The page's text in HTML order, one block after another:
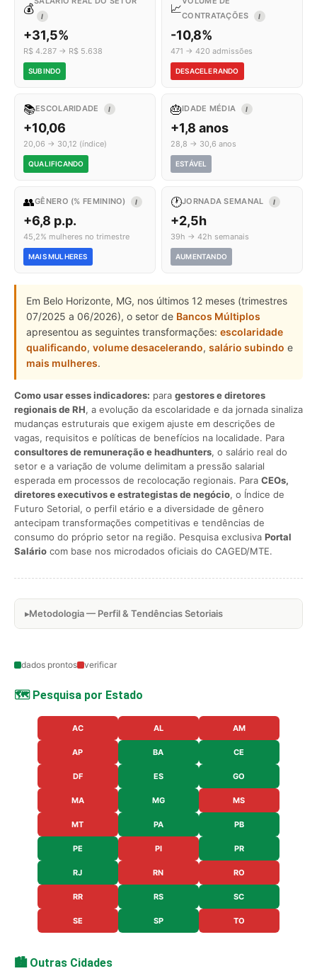
💰
I
+31,5%
R$ 4.287 → R$ 5.638
SUBINDO
📈CONTRATAÇÕES
I
-10,8%
471 → 420 admissões
DESACELERANDO
📚ESCOLARIDADE I
+10,06
20,06 → 30,12 (índice)
QUALIFICANDO
🎂IDADE MÉDIA I
+1,8 anos
28,8 → 30,6 anos
ESTÁVEL
👥GÊNERO (% FEMININO) I
+6,8 p.p.
45,2% mulheres no trimestre
MAIS MULHERES
🕐JORNADA SEMANAL I
+2,5h
39h → 42h semanais
AUMENTANDO
Em Belo Horizonte, MG, nos últimos 12 meses (trimestres
07/2025 a 06/2026), o setor de Bancos Múltiplos
apresentou as seguintes transformações: escolaridade
qualificando, volume desacelerando, salário subindo e
mais mulheres.
Como usar esses indicadores: para gestores e diretores
regionais de RH, a evolução da escolaridade e da jornada sinaliza
mudanças estruturais que exigem ajuste em descrições de
vagas, requisitos e políticas de benefícios na localidade. Para
consultores de remuneração e headhunters, o salário real do
setor e a variação de volume delimitam a pressão salarial
esperada em processos de recolocação regionais. Para CEOs,
diretores executivos e estrategistas de negócio, o Índice de
Futuro Setorial, o perfil etário e a diversidade de gênero
antecipam transformações competitivas e tendências de
consumo do próprio setor na região. Pesquisa exclusiva Portal
Salário com base nos microdados oficiais do CAGED/MTE.
Metodologia — Perfil & Tendências Setoriais
dados prontos verificar
🗺️ Pesquisa por Estado
AC AL AM
AP BA CE
DF ES GO
MA MG MS
MT PA PB
PE PI PR
RJ RN RO
RR RS SC
SE SP TO
🏙️ Outras Cidades